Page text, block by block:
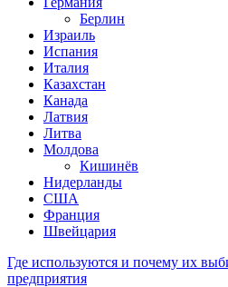
Берлин
Израиль
Испания
Италия
Казахстан
Канада
Латвия
Литва
Молдова
Кишинёв
Нидерланды
США
Франция
Швейцария
Где используются и почему их
предприятия